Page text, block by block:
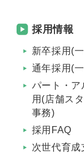
採用情報
新卒採用(
通年採用(
パート・ア
用(店舗ス
事務)
採用FAQ
次世代育成